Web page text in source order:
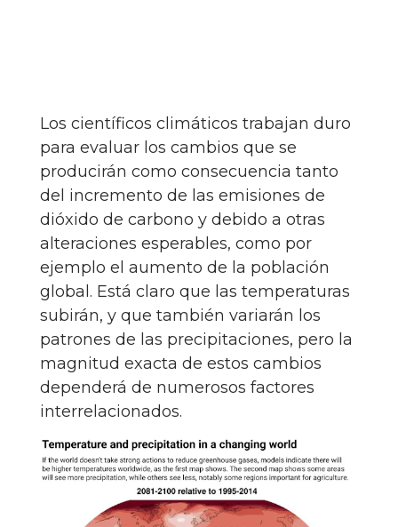
Los científicos climáticos trabajan duro
para evaluar los cambios que se
producirán como consecuencia tanto
del incremento de las emisiones de
dióxido de carbono y debido a otras
alteraciones esperables, como por
ejemplo el aumento de la población
global. Está claro que las temperaturas
subirán, y que también variarán los
patrones de las precipitaciones, pero la
magnitud exacta de estos cambios
dependerá de numerosos factores
interrelacionados.